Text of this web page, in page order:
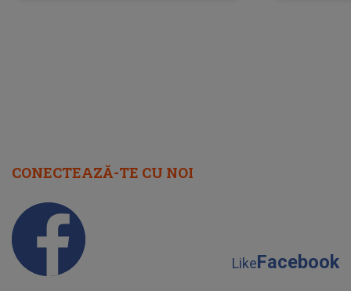
CONECTEAZĂ-TE CU NOI
LikeFacebook